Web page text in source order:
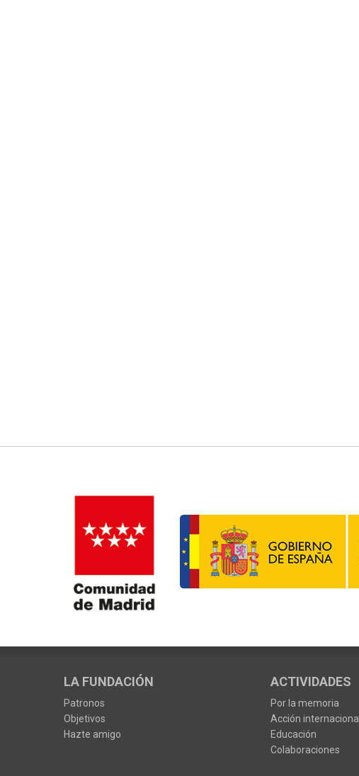
LA FUNDACIÓN
Patronos
Objetivos
Hazte amigo
ACTIVIDADES
Por la memoria
Acción internacional
Educación
Colaboraciones